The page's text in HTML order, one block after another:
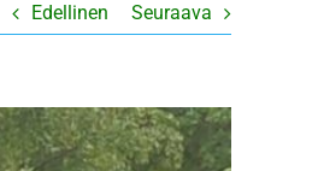
Edellinen Seuraava